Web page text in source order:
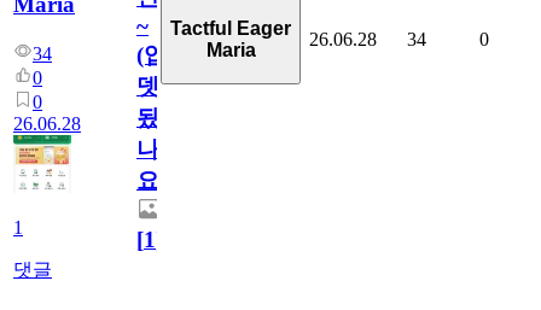
34
0
0
26.06.28
1
댓글
~
(업
뎃
됬
나
요)
[1]
Tactful Eager
Maria
26.06.28 34 0